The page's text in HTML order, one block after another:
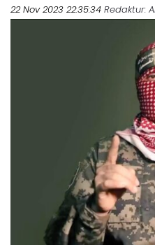
22 Nov 2023 22:35:34 Redaktur: